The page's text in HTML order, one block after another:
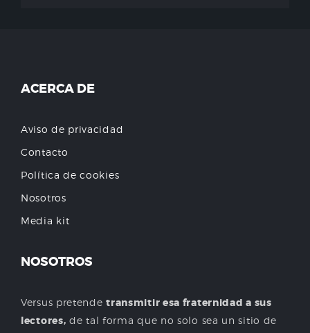
ACERCA DE
Aviso de privacidad
Contacto
Política de cookies
Nosotros
Media kit
NOSOTROS
Versus pretendetransmitir esa fraternidad a sus
lectores, de tal forma que no solo sea un sitio de